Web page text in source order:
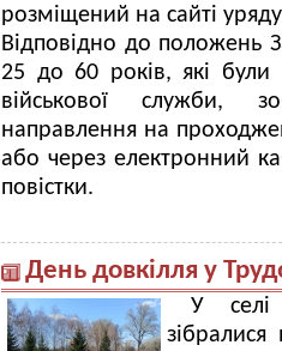
розміщений на сайті
Відповідно до положень
25 до 60 років, які
військової служби,
направлення на
або через електронний
повістки.
День довкілля у
У селі